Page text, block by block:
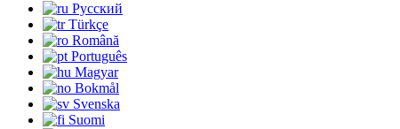
Русский
Türkçe
Română
Português
Magyar
Bokmål
Svenska
Suomi